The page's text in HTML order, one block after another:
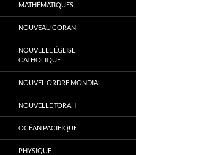
MATHÉMATIQUES
NOUVEAU CORAN
NOUVELLE ÉGLISE
CATHOLIQUE
NOUVEL ORDRE MONDIAL
NOUVELLE TORAH
OCÉAN PACIFIQUE
PHYSIQUE